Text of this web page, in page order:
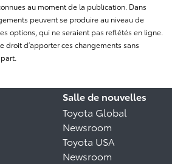
au moment de la publication. Dans
peuvent se produire au niveau de
options, qui ne seraient pas reflétés en ligne.
droit d’apporter ces changements sans
Salle de nouvelles
Toyota Global
Newsroom
Toyota USA
Newsroom